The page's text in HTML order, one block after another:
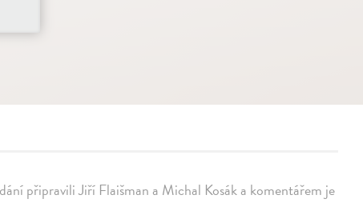
připravili Jiří Flaišman a Michal Kosák a komentářem je